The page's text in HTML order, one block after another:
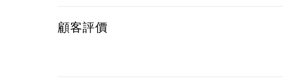
顧客評價